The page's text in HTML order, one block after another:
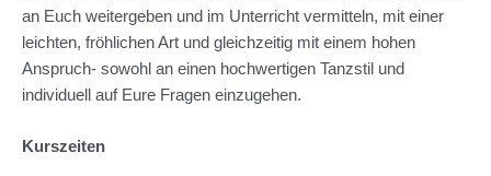
an Euch weitergeben und im Unterricht vermitteln, mit einer
leichten, fröhlichen Art und gleichzeitig mit einem hohen
Anspruch- sowohl an einen hochwertigen Tanzstil und
individuell auf Eure Fragen einzugehen.
Kurszeiten